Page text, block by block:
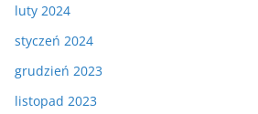
luty 2024
styczeń 2024
grudzień 2023
listopad 2023